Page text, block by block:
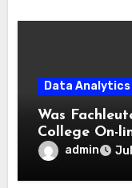
Data Analytics
Was
College On-
und KIadmin